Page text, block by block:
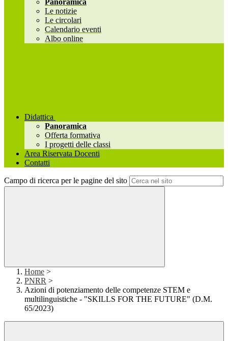
Panoramica
Le notizie
Le circolari
Calendario eventi
Albo online
Didattica
Panoramica
Offerta formativa
I progetti delle classi
Area Riservata Docenti
Contatti
Campo di ricerca per le pagine del sito
Home >
PNRR >
Azioni di potenziamento delle competenze STEM e
multilinguistiche - "SKILLS FOR THE FUTURE" (D.M.
65/2023)